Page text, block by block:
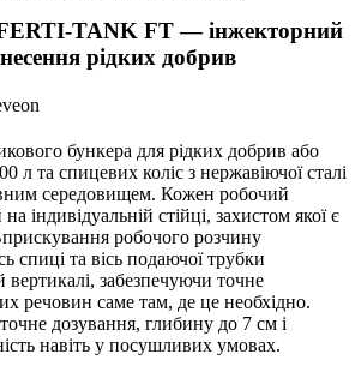
TANK FT — інжекторний
рідких добрив
бункера для рідких добрив або
л та спицевих коліс з нержавіючої сталі
середовищем. Кожен робочий
індивідуальній стійці, захистом якої є
робочого розчину
спиці та вісь подаючої трубки
вертикалі, забезпечуючи точне
речовин саме там, де це необхідно.
дозування, глибину до 7 см і
навіть у посушливих умовах.